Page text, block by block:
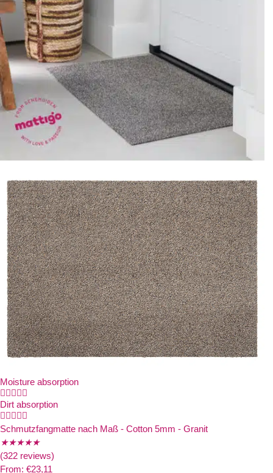
Moisture absorption

Dirt absorption

Schmutzfangmatte nach Maß - Cotton 5mm - Granit
★★★★★
(322 reviews)
From: €23,11